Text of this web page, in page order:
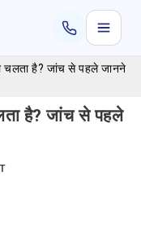
चलता है? जांच से पहले जानने
है? जांच से पहले